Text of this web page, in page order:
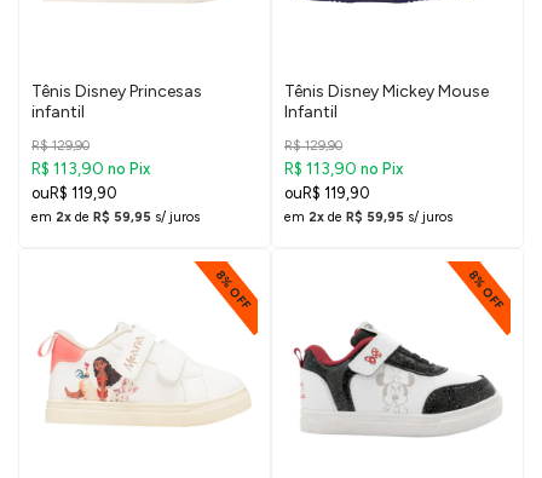
Tênis Disney Princesas
infantil
R$ 129,90
R$ 113,90 no Pix
R$ 119,90
em 2x de R$ 59,95 s/ juros
Tênis Disney Mickey Mouse
Infantil
R$ 129,90
R$ 113,90 no Pix
R$ 119,90
em 2x de R$ 59,95 s/ juros
8% OFF 8% OFF